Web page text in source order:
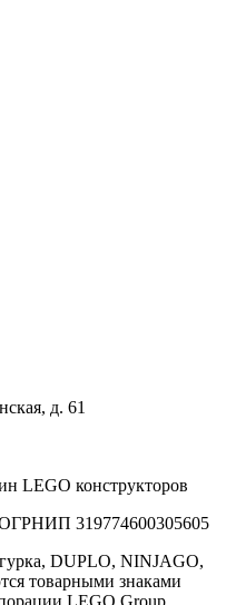
д. 61
LEGO конструкторов
319774600305605
DUPLO, NINJAGO,
товарными знаками
LEGO Group.